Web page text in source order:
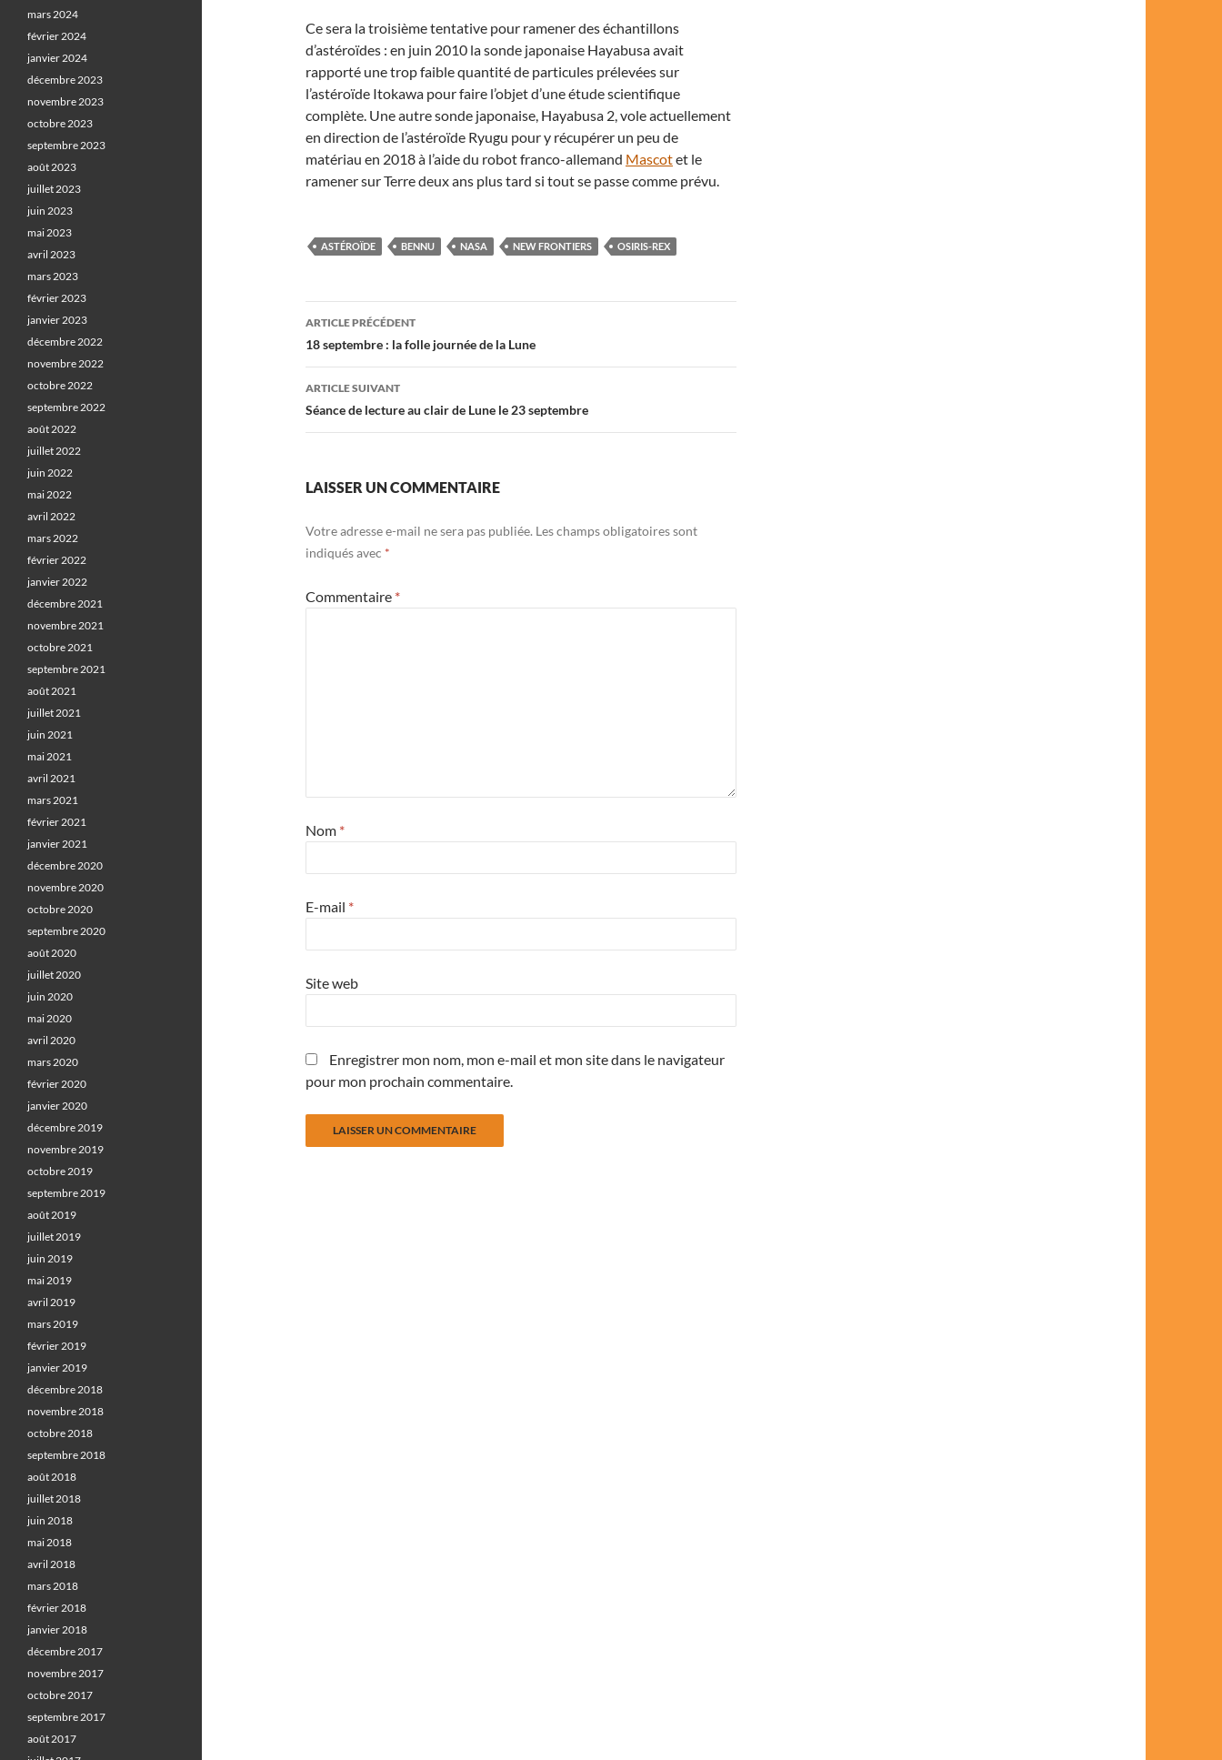
Ce sera la troisième tentative pour ramener des échantillons
d’astéroïdes : en juin 2010 la sonde japonaise Hayabusa avait
rapporté une trop faible quantité de particules prélevées sur
l’astéroïde Itokawa pour faire l’objet d’une étude scientifique
complète. Une autre sonde japonaise, Hayabusa 2, vole actuellement
en direction de l’astéroïde Ryugu pour y récupérer un peu de
matériau en 2018 à l’aide du robot franco-allemand Mascotet le
ramener sur Terre deux ans plus tard si tout se passe comme prévu.
ASTÉROÏDE BENNU NASA NEW FRONTIERS OSIRIS-REX
Navigation
des
articles
ARTICLE PRÉCÉDENT
18 septembre : la folle journée de la Lune
ARTICLE SUIVANT
Séance de lecture au clair de Lune le 23 septembre
LAISSER UN COMMENTAIRE
Votre adresse e-mail ne sera pas publiée. Les champs obligatoires sont
indiqués avec *
Commentaire *
Nom *
E-mail *
Site web
Enregistrer mon nom, mon e-mail et mon site dans le navigateur
pour mon prochain commentaire.
mars 2024
février 2024
janvier 2024
décembre 2023
novembre 2023
octobre 2023
septembre 2023
août 2023
juillet 2023
juin 2023
mai 2023
avril 2023
mars 2023
février 2023
janvier 2023
décembre 2022
novembre 2022
octobre 2022
septembre 2022
août 2022
juillet 2022
juin 2022
mai 2022
avril 2022
mars 2022
février 2022
janvier 2022
décembre 2021
novembre 2021
octobre 2021
septembre 2021
août 2021
juillet 2021
juin 2021
mai 2021
avril 2021
mars 2021
février 2021
janvier 2021
décembre 2020
novembre 2020
octobre 2020
septembre 2020
août 2020
juillet 2020
juin 2020
mai 2020
avril 2020
mars 2020
février 2020
janvier 2020
décembre 2019
novembre 2019
octobre 2019
septembre 2019
août 2019
juillet 2019
juin 2019
mai 2019
avril 2019
mars 2019
février 2019
janvier 2019
décembre 2018
novembre 2018
octobre 2018
septembre 2018
août 2018
juillet 2018
juin 2018
mai 2018
avril 2018
mars 2018
février 2018
janvier 2018
décembre 2017
novembre 2017
octobre 2017
septembre 2017
août 2017